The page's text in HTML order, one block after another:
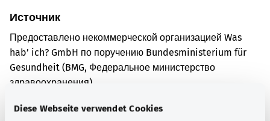
Diese Webseite verwendet Cookies
Источник
Предоставлено некоммерческой организацией Was
hab’ ich? GmbH по поручению Bundesministerium für
Gesundheit (BMG, Федеральное министерство
здравоохранения).